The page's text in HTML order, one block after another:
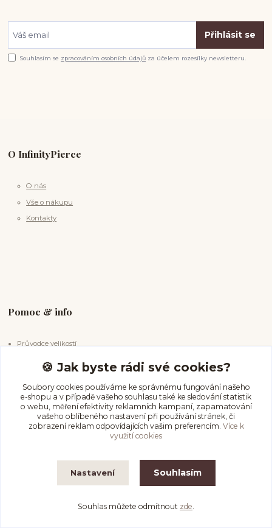
Přihlásit se
Souhlasím se zpracováním osobních údajů za účelem rozesílky newsletteru.
O InfinityPierce
O nás
Vše o nákupu
Kontakty
Pomoc & info
Průvodce velikostí
Doprava a platba
Kde nás najdete
Na Olmovci 1454
🍪 Jak byste rádi své cookies?
Soubory cookies používáme ke správnému fungování našeho
e-shopu a v případě vašeho souhlasu také ke sledování statistik
o webu, měření efektivity reklamních kampaní, zapamatování
vašeho oblíbeného nastavení při používání stránek, či
zobrazení reklam odpovídajících vašim preferencím. Více k
využití cookies
Nastavení Souhlasím
Souhlas můžete odmítnout zde